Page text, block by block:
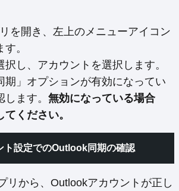
を開き、左上のメニューアイコン
。
択し、アカウントを選択します。
期」オプションが有効になってい
ます。 無効になっている場合
ください。
設定でのOutlook同期の確認
リから、Outlookアカウントが正し